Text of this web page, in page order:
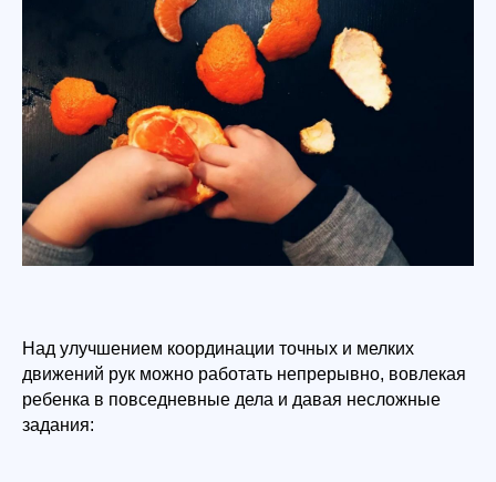
Над улучшением координации точных и мелких
движений рук можно работать непрерывно, вовлекая
ребенка в повседневные дела и давая несложные
задания: